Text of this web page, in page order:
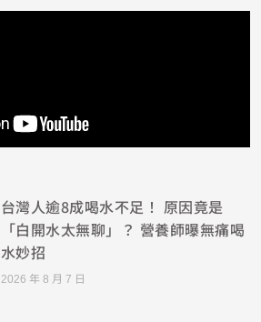
台灣人逾8成喝水不足！ 原因竟是
「白開水太無聊」？ 營養師曝無痛喝
水妙招
2026 年 8 月 7 日